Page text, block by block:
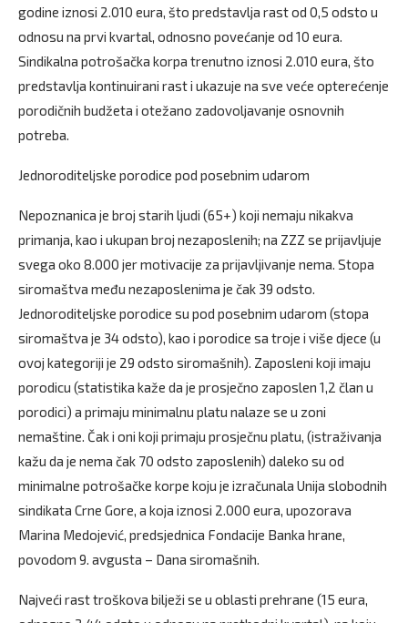
godine iznosi 2.010 eura, što predstavlja rast od 0,5 odsto u
odnosu na prvi kvartal, odnosno povećanje od 10 eura.
Sindikalna potrošačka korpa trenutno iznosi 2.010 eura, što
predstavlja kontinuirani rast i ukazuje na sve veće opterećenje
porodičnih budžeta i otežano zadovoljavanje osnovnih
potreba.
Jednoroditeljske porodice pod posebnim udarom
Nepoznanica je broj starih ljudi (65+) koji nemaju nikakva
primanja, kao i ukupan broj nezaposlenih; na ZZZ se prijavljuje
svega oko 8.000 jer motivacije za prijavljivanje nema. Stopa
siromaštva među nezaposlenima je čak 39 odsto.
Jednoroditeljske porodice su pod posebnim udarom (stopa
siromaštva je 34 odsto), kao i porodice sa troje i više djece (u
ovoj kategoriji je 29 odsto siromašnih). Zaposleni koji imaju
porodicu (statistika kaže da je prosječno zaposlen 1,2 član u
porodici) a primaju minimalnu platu nalaze se u zoni
nemaštine. Čak i oni koji primaju prosječnu platu, (istraživanja
kažu da je nema čak 70 odsto zaposlenih) daleko su od
minimalne potrošačke korpe koju je izračunala Unija slobodnih
sindikata Crne Gore, a koja iznosi 2.000 eura, upozorava
Marina Medojević, predsjednica Fondacije Banka hrane,
povodom 9. avgusta – Dana siromašnih.
Najveći rast troškova bilježi se u oblasti prehrane (15 eura,